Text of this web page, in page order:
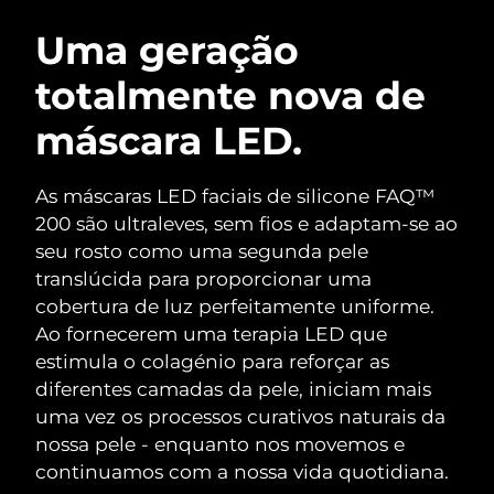
Uma geração
totalmente nova de
máscara LED.
As máscaras LED faciais de silicone FAQ™
200 são ultraleves, sem fios e adaptam-se ao
seu rosto como uma segunda pele
translúcida para proporcionar uma
cobertura de luz perfeitamente uniforme.
Ao fornecerem uma terapia LED que
estimula o colagénio para reforçar as
diferentes camadas da pele, iniciam mais
uma vez os processos curativos naturais da
nossa pele - enquanto nos movemos e
continuamos com a nossa vida quotidiana.
Limpeza facial
Anti-aging massage
LUNA™ 4 Plus
Massage, LED heating
LUNA™ 4 Men
For men, anti-aging massage
Lifting facial
Microcurrent toning
BEAR™ 2 go
Microcurrent toning on-the-go
BEAR™ 2 eyes & lips
Microcurrent line smoothing device
Hidratação
UFO™ 3 kit
Deep facial hydration
UFO™ 3 LED
Near-infrared and red light therapy
device
Cuidado oral
issa™ 4
Hybrid silicone sonic toothbrush
issa™ 4 plus
Smart hybrid silicone sonic toothbrush
TRATAMENTO ANTIENVELHECIMENTO
FAQ™
Antienvelhecimento Tratamentos LED
NEW
Áustria Entrega prevista
Barein Entrega prevista 10/08/2026
Bélgica Entrega prevista
Bermudas Entrega prevista 15/08/2026
Bósnia e
Herzegovina
Entrega prevista
Brunei Entrega prevista14/08/2026
Bulgária Entrega prevista09/08/2026
Canadá Entrega prevista13/08/2026
Chile Entrega prevista13/08/2026